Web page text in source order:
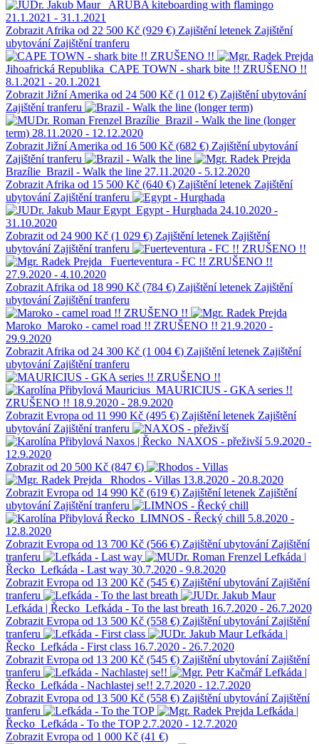
ARUBA kiteboarding with flamingo
21.1.2021 - 31.1.2021
Zobrazit Afrika od 22 500 Kč (929 €) Zajištění letenek Zajištění
ubytování Zajištění tranferu
Jihoafrická Republika CAPE TOWN - shark bite !! ZRUŠENO !!
8.1.2021 - 20.1.2021
Zobrazit Jižní Amerika od 24 500 Kč (1 012 €) Zajištění ubytování
Zajištění tranferu
Brazílie Brazil - Walk the line (longer
term) 28.11.2020 - 12.12.2020
Zobrazit Jižní Amerika od 16 500 Kč (682 €) Zajištění ubytování
Zajištění tranferu
Brazílie Brazil - Walk the line 27.11.2020 - 5.12.2020
Zobrazit Afrika od 15 500 Kč (640 €) Zajištění letenek Zajištění
ubytování Zajištění tranferu
Egypt Egypt - Hurghada 24.10.2020 -
31.10.2020
Zobrazit od 24 900 Kč (1 029 €) Zajištění letenek Zajištění
ubytování Zajištění tranferu
Fuerteventura - FC !! ZRUŠENO !!
27.9.2020 - 4.10.2020
Zobrazit Afrika od 18 990 Kč (784 €) Zajištění letenek Zajištění
ubytování Zajištění tranferu
Maroko Maroko - camel road !! ZRUŠENO !! 21.9.2020 -
29.9.2020
Zobrazit Afrika od 24 300 Kč (1 004 €) Zajištění letenek Zajištění
ubytování Zajištění tranferu
Mauricius MAURICIUS - GKA series !!
ZRUŠENO !! 18.9.2020 - 28.9.2020
Zobrazit Evropa od 11 990 Kč (495 €) Zajištění letenek Zajištění
ubytování Zajištění tranferu
Naxos | Řecko NAXOS - přeživší 5.9.2020 -
12.9.2020
Zobrazit od 20 500 Kč (847 €)
Rhodos - Villas 13.8.2020 - 20.8.2020
Zobrazit Evropa od 14 990 Kč (619 €) Zajištění letenek Zajištění
ubytování Zajištění tranferu
Řecko LIMNOS - Řecký chill 5.8.2020 -
12.8.2020
Zobrazit Evropa od 13 700 Kč (566 €) Zajištění ubytování Zajištění
tranferu
Lefkáda |
Řecko Lefkáda - Last way 30.7.2020 - 9.8.2020
Zobrazit Evropa od 13 200 Kč (545 €) Zajištění ubytování Zajištění
tranferu
Lefkáda | Řecko Lefkáda - To the last breath 16.7.2020 - 26.7.2020
Zobrazit Evropa od 13 500 Kč (558 €) Zajištění ubytování Zajištění
tranferu
Lefkáda |
Řecko Lefkáda - First class 16.7.2020 - 26.7.2020
Zobrazit Evropa od 13 200 Kč (545 €) Zajištění ubytování Zajištění
tranferu
Lefkáda |
Řecko Lefkáda - Nachlastej se!! 2.7.2020 - 12.7.2020
Zobrazit Evropa od 13 500 Kč (558 €) Zajištění ubytování Zajištění
tranferu
Lefkáda |
Řecko Lefkáda - To the TOP 2.7.2020 - 12.7.2020
Zobrazit Evropa od 1 000 Kč (41 €)